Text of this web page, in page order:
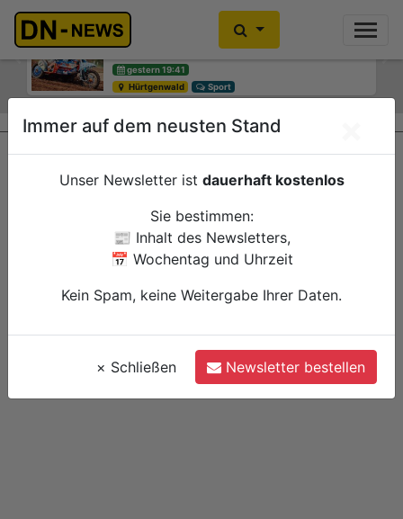
Motocross-WM: Keine großen
Sprünge in Litauen
gestern 19:41
Hürtgenwald
Sport
Smarte Baumbewässerung: Neues
Pilotprojekt lädt Bürgerinnen und
Bürger zum Mitmachen ein
gestern 12:15
Previous
Immer auf dem neusten Stand
Unser Newsletter ist dauerhaft kostenlos
Sie bestimmen:
📰 Inhalt des Newsletters,
📅 Wochentag und Uhrzeit
Kein Spam, keine Weitergabe Ihrer Daten.
× Schließen Newsletter bestellen